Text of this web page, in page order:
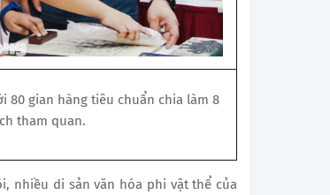
80 gian hàng tiêu chuẩn chia làm 8
tham quan.
nhiều di sản văn hóa phi vật thể của